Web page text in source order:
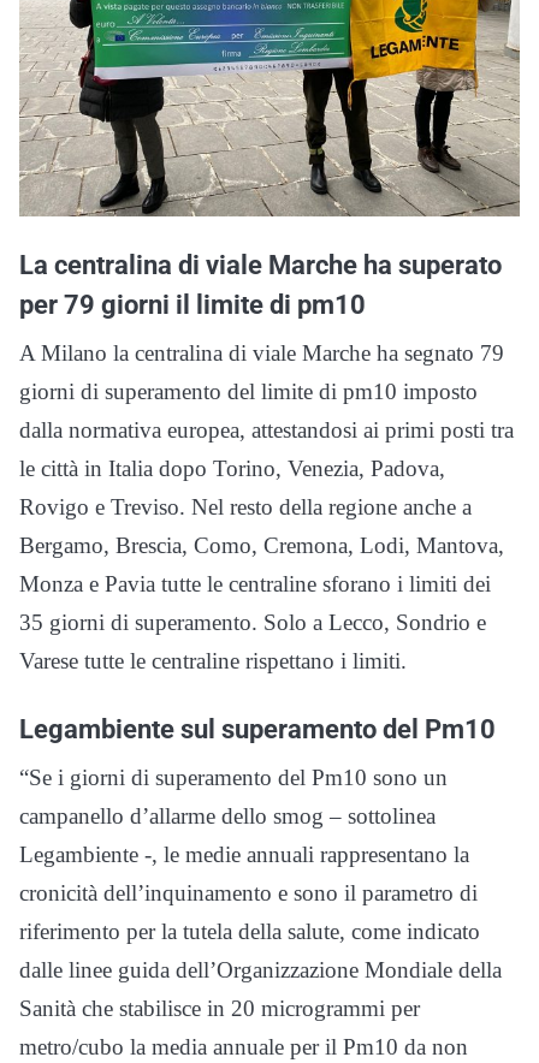
La centralina di viale Marche ha superato
per 79 giorni il limite di pm10
A Milano la centralina di viale Marche ha segnato 79
giorni di superamento del limite di pm10 imposto
dalla normativa europea, attestandosi ai primi posti tra
le città in Italia dopo Torino, Venezia, Padova,
Rovigo e Treviso. Nel resto della regione anche a
Bergamo, Brescia, Como, Cremona, Lodi, Mantova,
Monza e Pavia tutte le centraline sforano i limiti dei
35 giorni di superamento. Solo a Lecco, Sondrio e
Varese tutte le centraline rispettano i limiti.
Legambiente sul superamento del Pm10
“Se i giorni di superamento del Pm10 sono un
campanello d’allarme dello smog – sottolinea
Legambiente -, le medie annuali rappresentano la
cronicità dell’inquinamento e sono il parametro di
riferimento per la tutela della salute, come indicato
dalle linee guida dell’Organizzazione Mondiale della
Sanità che stabilisce in 20 microgrammi per
metro/cubo la media annuale per il Pm10 da non